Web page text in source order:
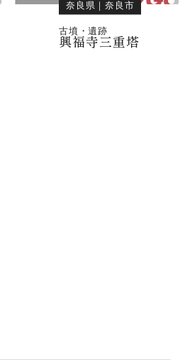
奈良県 ｜奈良市
古墳・遺跡
興福寺三重塔